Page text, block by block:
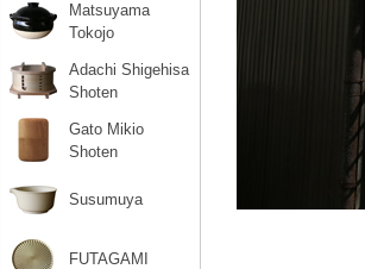
Matsuyama
Tokojo
Adachi Shigehisa
Shoten
Gato Mikio
Shoten
Susumuya
FUTAGAMI